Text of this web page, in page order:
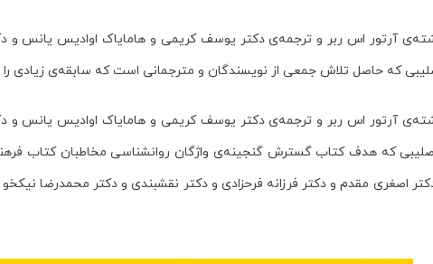
آرتور اس ربر و ترجمه‌ی دکتر یوسف کریمی و هامایاک اوادیس یانس و
که حاصل تلاش جمعی از نویسندگان و مترجمانی است که سابقه‌ی زیادی را
آرتور اس ربر و ترجمه‌ی دکتر یوسف کریمی و هامایاک اوادیس یانس و
که هدف کتاب گسترش گنجینه‌ی واژگان روانشناسی مخاطبانکتاب
اصغری مقدم و دکتر فرزانه فرحزادی و دکتر نقشبندی و دکتر محمدرضا